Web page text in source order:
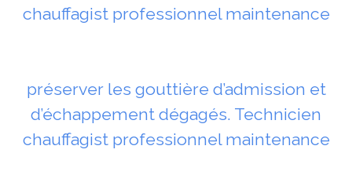
chauffagist professionnel maintenance
préserver les gouttière d’admission et
d’échappement dégagés. Technicien
chauffagist professionnel maintenance